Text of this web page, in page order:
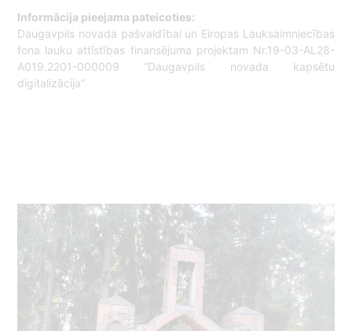
Informācija pieejama pateicoties:
Daugavpils novada pašvaldībai un Eiropas Lauksaimniecības
fona lauku attīstības finansējuma projektam Nr.19-03-AL28-
A019.2201-000009 “Daugavpils novada kapsētu
digitalizācija”